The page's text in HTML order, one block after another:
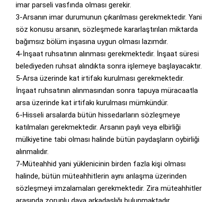
imar parseli vasfında olması gerekir.
3-Arsanın imar durumunun çıkarılması gerekmektedir. Yani
söz konusu arsanın, sözleşmede kararlaştırılan miktarda
bağımsız bölüm inşasına uygun olması lazımdır.
4-İnşaat ruhsatının alınması gerekmektedir. İnşaat süresi
belediyeden ruhsat alındıkta sonra işlemeye başlayacaktır.
5-Arsa üzerinde kat irtifakı kurulması gerekmektedir.
İnşaat ruhsatının alınmasından sonra tapuya müracaatla
arsa üzerinde kat irtifakı kurulması mümkündür.
6-Hisseli arsalarda bütün hissedarların sözleşmeye
katılmaları gerekmektedir. Arsanın paylı veya elbirliği
mülkiyetine tabi olması halinde bütün paydaşların oybirliği
alınmalıdır.
7-Müteahhid yani yüklenicinin birden fazla kişi olması
halinde, bütün müteahhitlerin aynı anlaşma üzerinden
sözleşmeyi imzalamaları gerekmektedir. Zira müteahhitler